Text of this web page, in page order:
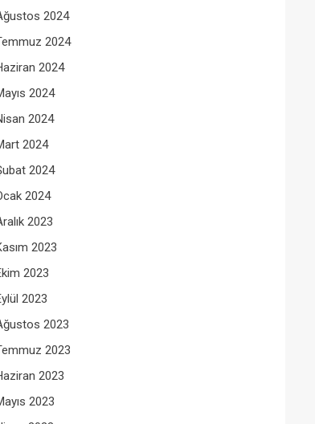
2024
2024
2024
2024
2024
2024
2024
2024
2023
2023
2023
2023
2023
2023
2023
2023